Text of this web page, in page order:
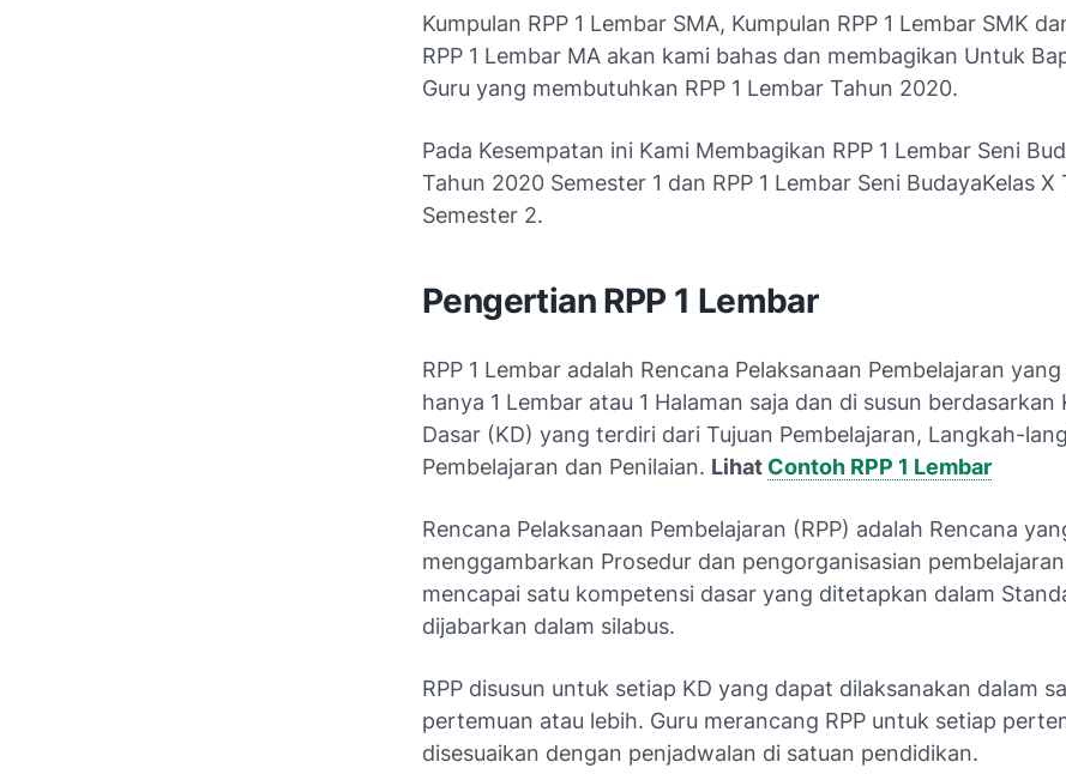
Kumpulan RPP 1 Lembar SMA, Kumpulan RPP 1 Lembar SMK
RPP 1 Lembar MA akan kami bahas dan membagikan Untuk
Guru yang membutuhkan RPP 1 Lembar Tahun 2020.
Pada Kesempatan ini Kami Membagikan RPP 1 Lembar Seni
Tahun 2020 Semester 1 dan RPP 1 Lembar Seni BudayaKelas
Semester 2.
Pengertian RPP 1 Lembar
RPP 1 Lembar adalah Rencana Pelaksanaan Pembelajaran
hanya 1 Lembar atau 1 Halaman saja dan di susun berdasarkan
Dasar (KD) yang terdiri dari Tujuan Pembelajaran, Langkah-
Pembelajaran dan Penilaian. Lihat Contoh RPP 1 Lembar
Rencana Pelaksanaan Pembelajaran (RPP) adalah Rencana
menggambarkan Prosedur dan pengorganisasian
mencapai satu kompetensi dasar yang ditetapkan dalam
dijabarkan dalam silabus.
RPP disusun untuk setiap KD yang dapat dilaksanakan dalam
pertemuan atau lebih. Guru merancang RPP untuk setiap
disesuaikan dengan penjadwalan di satuan pendidikan.